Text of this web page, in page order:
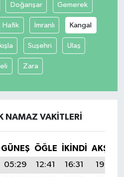
Doğanşar Gemerek
Hafik İmranlı Kangal
Suşehri Ulaş
Zara
NAMAZ VAKITLERI
GÜNEŞ ÖĞLE İKINDI
AKŞAM
05:29 12:41 16:31
19:44